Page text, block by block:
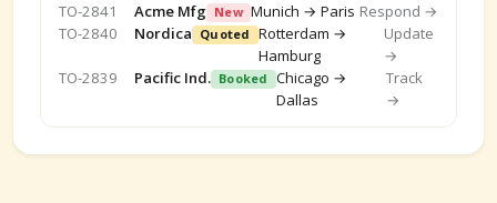
TO-2841 Acme Mfg New Munich → Paris Respond →
TO-2840
Nordica Quoted Rotterdam →
Hamburg
Update
→
TO-2839
Pacific Ind. Booked Chicago →
Dallas
Track
→